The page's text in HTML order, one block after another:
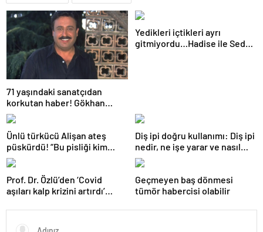
71 yaşındaki sanatçıdan
korkutan haber! Gökhan
Güney hastaneye kaldırıldı!
Yedikleri içtikleri ayrı
gitmiyordu…Hadise ile Seda
Ünlü türkücü Alişan ateş
püskürdü! “Bu pisliği kim
yaptıysa ortaya çıkacak!”
Diş ipi doğru kullanımı: Diş ipi
nedir, ne işe yarar ve nasıl
kullanılır?
Prof. Dr. Özlü’den ‘Covid
aşıları kalp krizini artırdı’
Geçmeyen baş dönmesi
tümör habercisi olabilir